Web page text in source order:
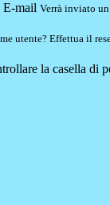
E-mail Verrà inviato
utente? Effettua il
la casella di